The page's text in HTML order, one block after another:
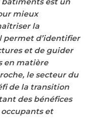
mieux
la
permet d’identifier
et de guider
en matière
le secteur du
de la transition
des bénéfices
et